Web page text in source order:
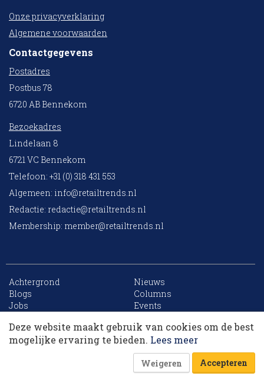
Onze privacyverklaring
Algemene voorwaarden
Contactgegevens
Postadres
Postbus 78
6720 AB Bennekom
Bezoekadres
Lindelaan 8
6721 VC Bennekom
Telefoon: +31 (0) 318 431 553
Algemeen: info@retailtrends.nl
Redactie: redactie@retailtrends.nl
Membership: member@retailtrends.nl
Achtergrond
Nieuws
Blogs
Columns
Jobs
Events
Archief
Sitemap
Website is powered by
Deze website maakt gebruik van cookies om de best
mogelijke ervaring te bieden. Lees meer
Weigeren Accepteren
10 collega’s
Korting op events